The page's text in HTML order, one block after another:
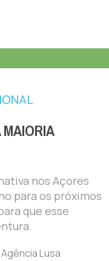
nos Açores
para os próximos
que esse
Agência Lusa